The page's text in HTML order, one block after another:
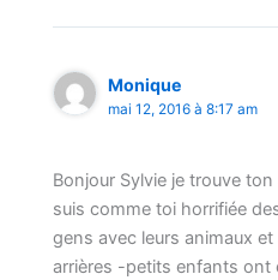
Monique
mai 12, 2016 à 8:17 am
Bonjour Sylvie je trouve
suis comme toi horrifiée
gens avec leurs animaux
arrières -petits enfants ont